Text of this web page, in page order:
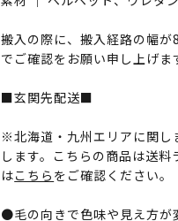
搬入の際に、搬入経路の幅
でご確認をお願い申し上げま
■玄関先配送■
※北海道・九州エリアに関し
します。こちらの商品は送
はこちら をご確認ください。
●毛の向きで色味や見え方が